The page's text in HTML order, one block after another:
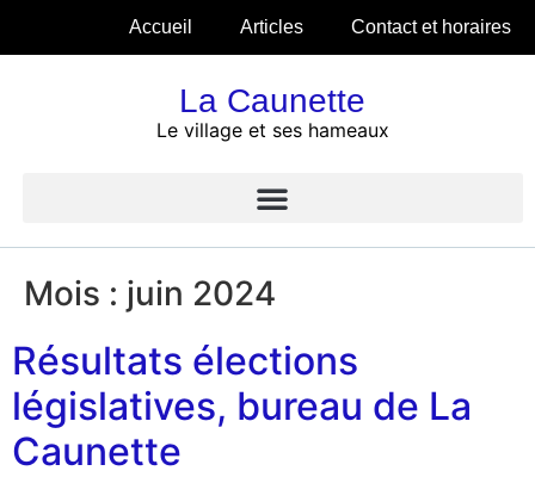
Accueil Articles Contact et horaires
La Caunette
Le village et ses hameaux
Mois : juin 2024
Résultats élections
législatives, bureau de La
Caunette